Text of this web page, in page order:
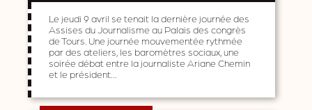
Le jeudi 9 avril se tenait la dernière journée des
Assises du Journalisme au Palais des congrès
de Tours. Une journée mouvementée rythmée
par des ateliers, les baromètres sociaux, une
soirée débat entre la journaliste Ariane Chemin
et le président…